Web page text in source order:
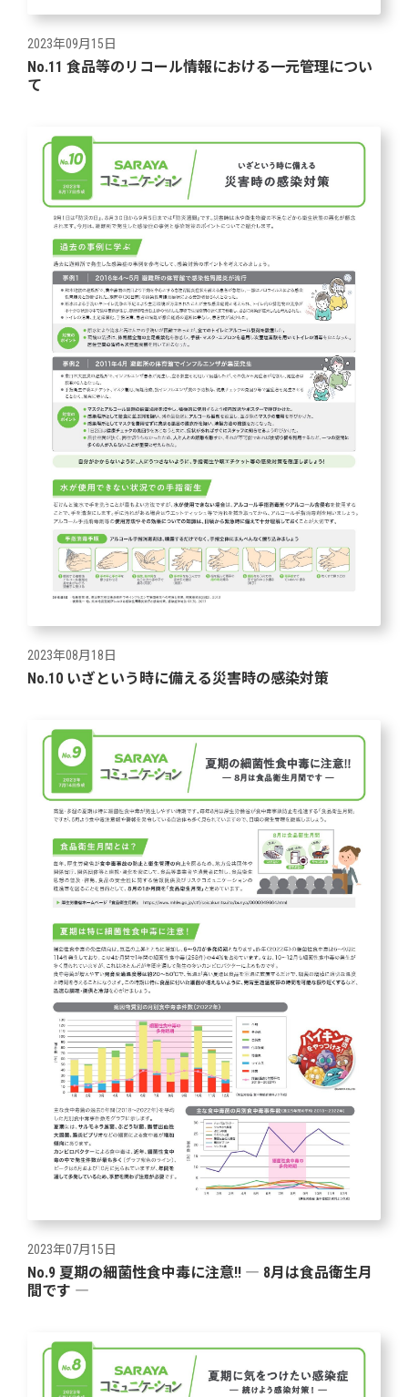
2023年09月15日
No.11 食品等のリコール情報における一元管理につい
て
2023年08月18日
No.10 いざという時に備える災害時の感染対策
2023年07月15日
No.9 夏期の細菌性食中毒に注意!! ― 8月は食品衛生月
間です ―